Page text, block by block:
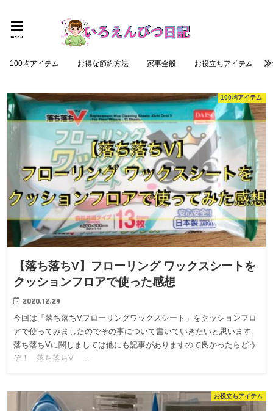
menu
100均アイテム お得な節約方法 家事全般 お役立ちアイテム
100均アイテム
【落ち落ちV】フローリング ワックスシートを
クッションフロアで使った感想
2020.12.29
今回は「落ち落ちVフローリングワックスシート」をクッションフロ
アで使ってみましたのでその事について書いていきたいと思います。
落ち落ちVに関しましては他にも記事がありますので良かったらどう
ぞ！ 落ち落ちV …
お役立ちアイテム